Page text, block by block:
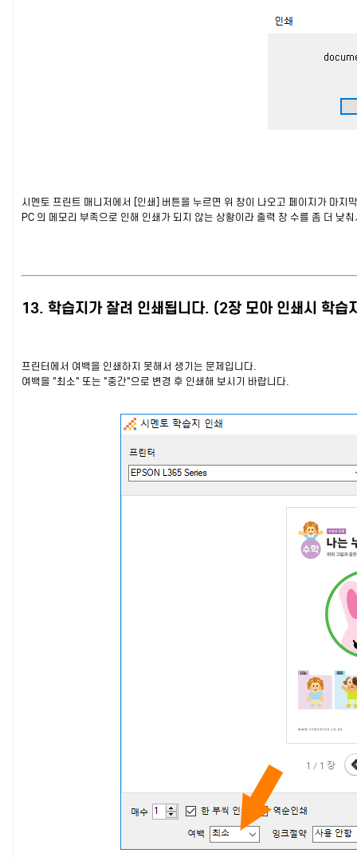
시멘토 프린트 매니저에서 [인쇄] 버튼을 누르면 위 창이 나오고 페이지가 마지
PC 의 메모리 부족으로 인해 인쇄가 되지 않는 상황이라 출력 장 수를 좀 더 낮
13. 학습지가 잘려 인쇄됩니다. (2장 모아 인쇄시 학습
프린터에서 여백을 인쇄하지 못해서 생기는 문제입니다.
여백을 "최소" 또는 "중간"으로 변경 후 인쇄해 보시기 바랍니다.